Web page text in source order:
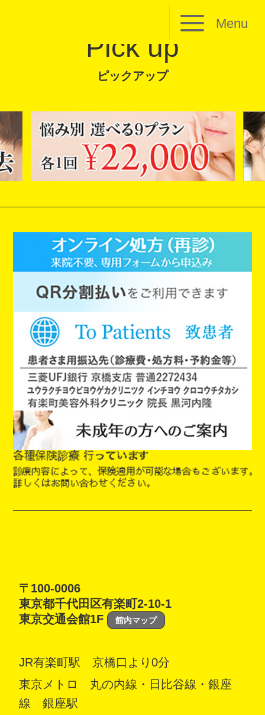
Menu
Pick up
ピックアップ
〒100-0006
東京都千代田区有楽町2-10-1
東京交通会館1F
館内マップ
JR有楽町駅 京橋口より0分
東京メトロ 丸の内線・日比谷線・銀座
線 銀座駅